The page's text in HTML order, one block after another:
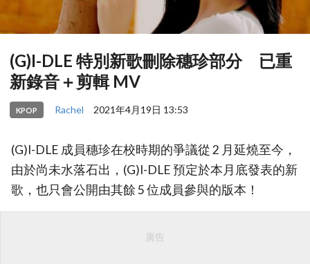
(G)I-DLE 特別新歌刪除穗珍部分 已重
新錄音＋剪輯 MV
KPOP Rachel 2021年4月19日 13:53
(G)I-DLE 成員穗珍在校時期的爭議從 2 月延燒至今，
由於尚未水落石出，(G)I-DLE 預定於本月底發表的新
歌，也只會公開由其餘 5 位成員參與的版本！
廣告